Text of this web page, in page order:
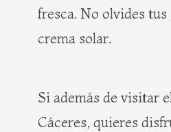
fresca. No olvides tus
crema solar.
Si además de visitar
Cáceres, quieres